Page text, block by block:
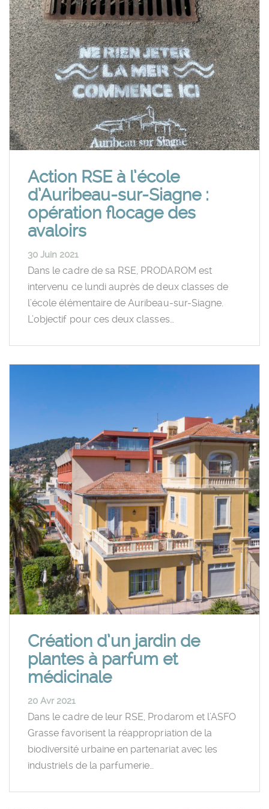
Action RSE à l’école
d’Auribeau-sur-Siagne :
opération flocage des
avaloirs
30 Juin 2021
Dans le cadre de sa RSE, PRODAROM est
intervenu ce lundi auprès de deux classes de
l’école élémentaire de Auribeau-sur-Siagne.
L’objectif pour ces deux classes…
Création d’un jardin de
plantes à parfum et
médicinale
20 Avr 2021
Dans le cadre de leur RSE, Prodarom et l’ASFO
Grasse favorisent la réappropriation de la
biodiversité urbaine en partenariat avec les
industriels de la parfumerie…